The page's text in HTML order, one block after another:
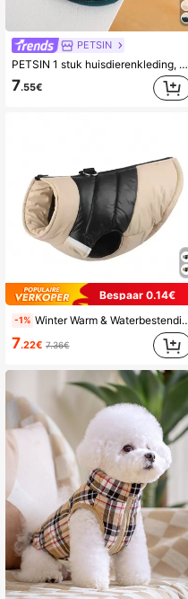
PETSIN
PETSIN 1 stuk huisdierenkleding, universele kleding voor katten en honden, modieus met trekgesp, dik groen en wit gekleurd vest, warme winterjas
7.55€
Bespaar 0.14€
-1% Winter Warm & Waterbestendig Huisdierjacket Met Reflecterend Streep & D-ring , Geschikt Voor Klein , Medium & Grote honden , Handig & In de mode Voor Buitenactiviteiten
7.22€ 7.36€